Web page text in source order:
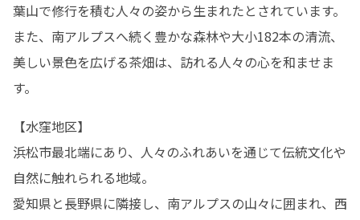
葉山で修行を積む人々の姿から生まれたとされています。
また、南アルプスへ続く豊かな森林や大小182本の清流、
美しい景色を広げる茶畑は、訪れる人々の心を和ませま
す。
【水窪地区】
浜松市最北端にあり、人々のふれあいを通じて伝統文化や
自然に触れられる地域。
愛知県と長野県に隣接し、南アルプスの山々に囲まれ、西